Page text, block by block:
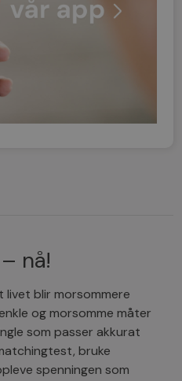
nå!
blir morsommere
og morsomme måter
som passer akkurat
bruke
spenningen som